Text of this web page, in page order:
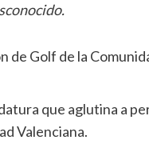
Golf de la
que aglutina a
Valenciana.